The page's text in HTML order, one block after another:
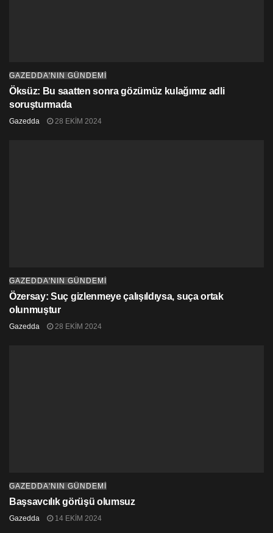
GAZEDDA'NIN GÜNDEMİ
Öksüz: Bu saatten sonra gözümüz kulağımız adli
soruşturmada
Gazedda 28 EKIM 2024
GAZEDDA'NIN GÜNDEMİ
Özersay: Suç gizlenmeye çalışıldıysa, suça ortak
olunmuştur
Gazedda 28 EKIM 2024
GAZEDDA'NIN GÜNDEMİ
Başsavcılık görüşü olumsuz
Gazedda 14 EKIM 2024